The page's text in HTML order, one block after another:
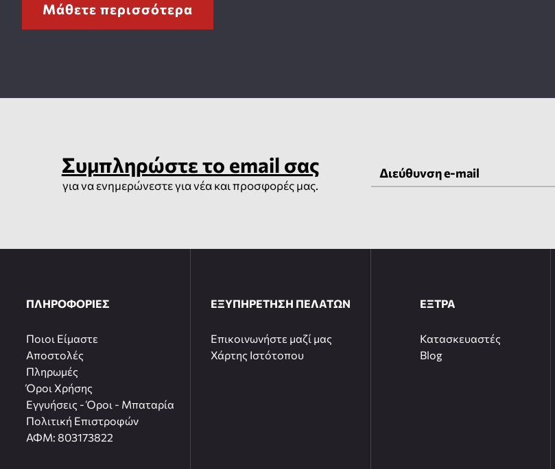
Μάθετε περισσότερα
Συμπληρώστε το email σας
για να ενημερώνεστε για νέα και προσφορές μας.
ΠΛΗΡΟΦΟΡΙΕΣ
Ποιοι Είμαστε
Αποστολές
Πληρωμές
Όροι Χρήσης
Εγγυήσεις - Όροι - Μπαταρία
Πολιτική Επιστροφών
ΑΦΜ: 803173822
ΕΞΥΠΗΡΕΤΗΣΗ ΠΕΛΑΤΩΝ
Επικοινωνήστε μαζί μας
Χάρτης Ιστότοπου
ΕΞΤΡΑ
Κατασκευαστές
Blog